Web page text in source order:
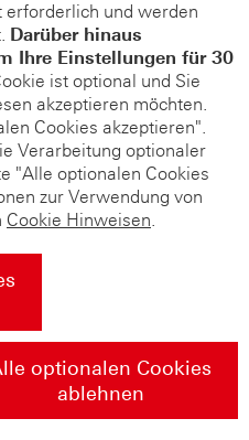
erforderlich und werden
Darüber hinaus
Ihre Einstellungen für 30
ist optional und Sie
akzeptieren möchten.
Cookies akzeptieren".
Verarbeitung optionaler
"Alle optionalen Cookies
zur Verwendung von
Cookie Hinweisen.
optionalen Cookies
ablehnen